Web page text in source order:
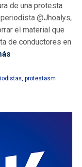
de una protesta
@Jhoalys,
el material que
de conductores en
, protestasm